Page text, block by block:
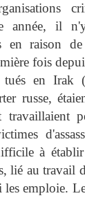
année, il
en raison
fois
tués en Irak
russe,
à
lié au travail
emploie.